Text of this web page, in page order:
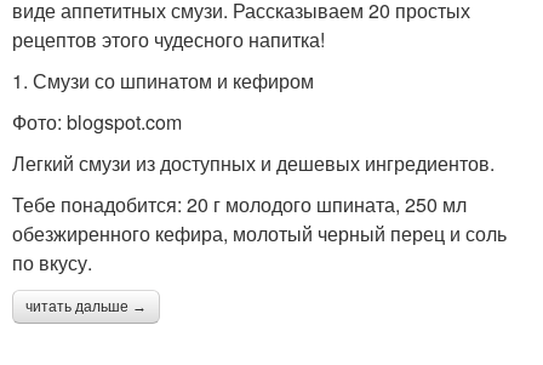
виде аппетитных смузи. Рассказываем 20 простых
рецептов этого чудесного напитка!
1. Смузи со шпинатом и кефиром
Фото: blogspot.com
Легкий смузи из доступных и дешевых ингредиентов.
Тебе понадобится: 20 г молодого шпината, 250 мл
обезжиренного кефира, молотый черный перец и соль
по вкусу.
читать дальше →